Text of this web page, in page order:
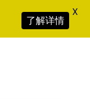
了解详情
X